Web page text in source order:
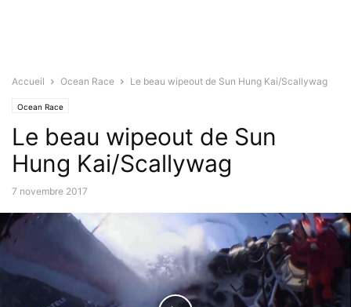
Accueil Ocean Race Le beau wipeout de Sun Hung Kai/Scallywag
Ocean Race
Le beau wipeout de Sun
Hung Kai/Scallywag
7 novembre 2017